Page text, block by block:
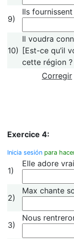
9)
Ils
10)
Il voudra
[Est-ce qu’il
cette région ?
Corregir
Exercice 4:
Inicia sesión para
1)
Elle adore
2)
Max chante
3)
Nous